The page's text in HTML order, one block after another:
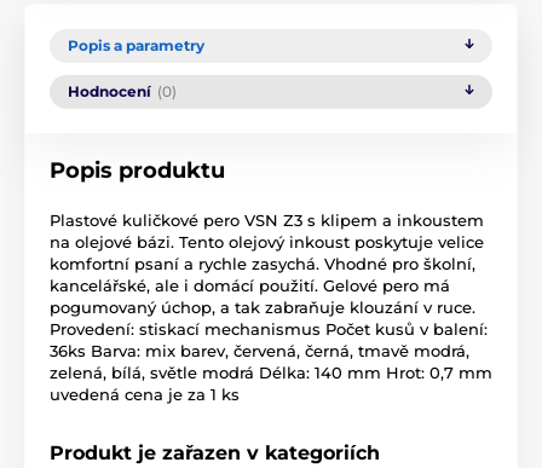
Popis a parametry
Hodnocení (0)
Popis produktu
Plastové kuličkové pero VSN Z3 s klipem a inkoustem
na olejové bázi. Tento olejový inkoust poskytuje velice
komfortní psaní a rychle zasychá. Vhodné pro školní,
kancelářské, ale i domácí použití. Gelové pero má
pogumovaný úchop, a tak zabraňuje klouzání v ruce.
Provedení: stiskací mechanismus Počet kusů v balení:
36ks Barva: mix barev, červená, černá, tmavě modrá,
zelená, bílá, světle modrá Délka: 140 mm Hrot: 0,7 mm
uvedená cena je za 1 ks
Produkt je zařazen v kategoriích